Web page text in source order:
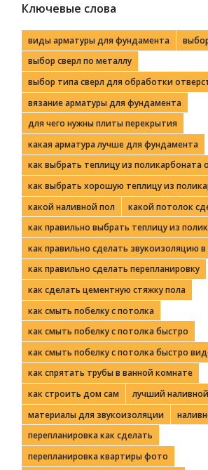
Ключевые слова
виды арматуры для фундамента
выбор сверл по металлу
выбор типа сверл для обработки
вязание арматуры для фундамента
для чего нужны плиты перекрытия
какая арматура лучше для фундамента
как выбрать теплицу из поликарбоната
как выбрать хорошую теплицу из
какой наливной пол
какой потолок
как правильно выбрать теплицу из
как правильно сделать звукоизоляцию
как правильно сделать перепланировку
как сделать цементную стяжку пола
как смыть побелку с потолка
как смыть побелку с потолка быстро
как смыть побелку с потолка быстро
как спрятать трубы в ванной комнате
как строить дом сам
лучший
материалы для звукоизоляции
перепланировка как сделать
перепланировка квартиры фото